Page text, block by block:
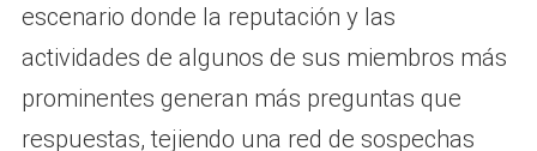
escenario donde la reputación y las
actividades de algunos de sus miembros más
prominentes generan más preguntas que
respuestas, tejiendo una red de sospechas